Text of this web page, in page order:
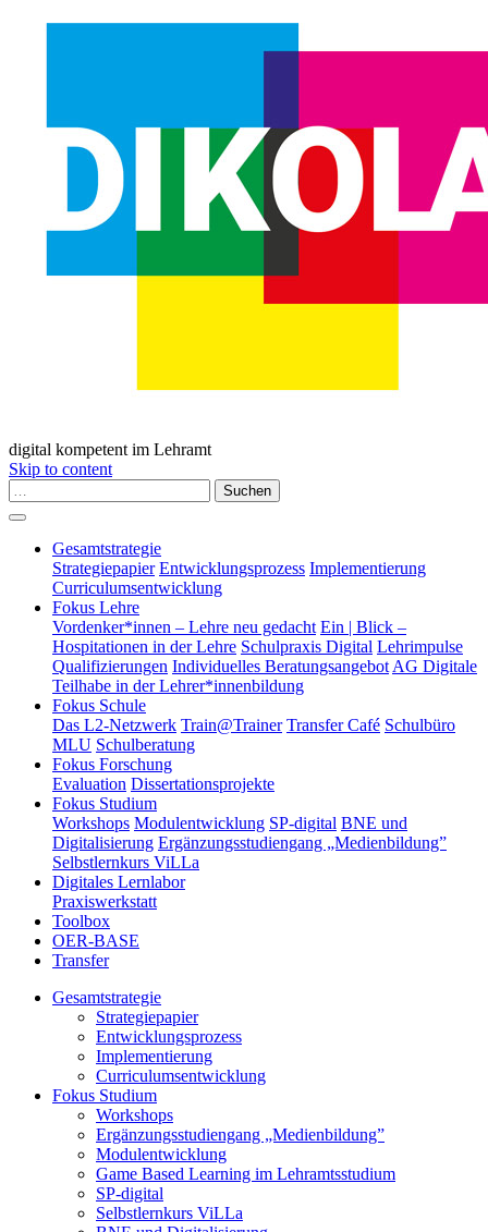
digital kompetent im Lehramt
Skip to content
Suchen
Gesamtstrategie
Strategiepapier Entwicklungsprozess Implementierung
Curriculumsentwicklung
Fokus Lehre
Vordenker*innen – Lehre neu gedacht Ein | Blick –
Hospitationen in der Lehre Schulpraxis Digital Lehrimpulse
Qualifizierungen Individuelles Beratungsangebot AG Digitale
Teilhabe in der Lehrer*innenbildung
Fokus Schule
Das L2-Netzwerk Train@Trainer Transfer Café Schulbüro
MLU Schulberatung
Fokus Forschung
Evaluation Dissertationsprojekte
Fokus Studium
Workshops Modulentwicklung SP-digital BNE und
Digitalisierung Ergänzungsstudiengang „Medienbildung”
Selbstlernkurs ViLLa
Digitales Lernlabor
Praxiswerkstatt
Toolbox
OER-BASE
Transfer
Gesamtstrategie
Strategiepapier
Entwicklungsprozess
Implementierung
Curriculumsentwicklung
Fokus Studium
Workshops
Ergänzungsstudiengang „Medienbildung”
Modulentwicklung
Game Based Learning im Lehramtsstudium
SP-digital
Selbstlernkurs ViLLa